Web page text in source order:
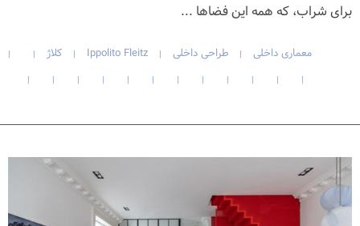
برای شراب، که همه این فضاها ...
معماری داخلی | طراحی داخلی |
Ippolito Fleitz
| کلاژ |
|
|
|
|
|
|
|
|
|
|
|
|
|